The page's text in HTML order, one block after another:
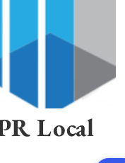
Local